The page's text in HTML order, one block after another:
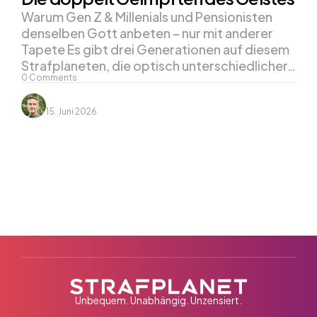
0 Comments
Warum Gen Z & Millenials und Pensionisten
denselben Gott anbeten – nur mit anderer
Tapete Es gibt drei Generationen auf diesem
Strafplaneten, die optisch unterschiedlicher…
15. Juni 2026
Unbequem. Unabhängig. Unzensiert.